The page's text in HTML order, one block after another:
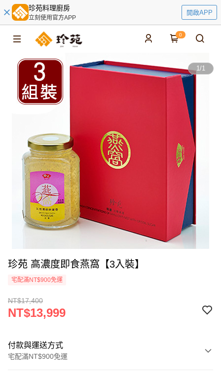
珍苑料理廚房
立刻使用官方APP
開啟APP
0
1/1
珍苑 高濃度即食燕窩【3入裝】
宅配滿NT$900免運
NT$17,400
NT$13,999
付款與運送方式
宅配滿NT$900免運